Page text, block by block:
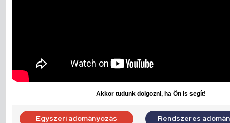
Akkor tudunk dolgozni, ha Ön is segít!